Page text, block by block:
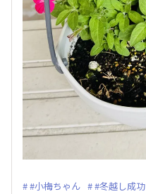
#小梅ちゃん #冬越し成功